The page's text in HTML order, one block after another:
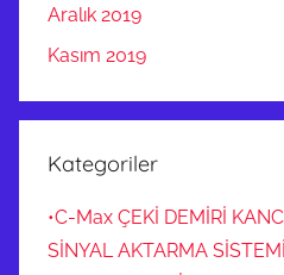
Aralık 2019
Kasım 2019
Kategoriler
•C-Max ÇEKİ DEMİRİ
SİNYAL AKTARMA